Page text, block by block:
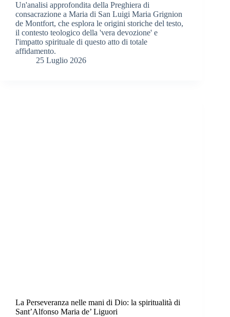
Un'analisi approfondita della Preghiera di
consacrazione a Maria di San Luigi Maria Grignion
de Montfort, che esplora le origini storiche del testo,
il contesto teologico della 'vera devozione' e
l'impatto spirituale di questo atto di totale
affidamento.
25 Luglio 2026
La Perseveranza nelle mani di Dio: la spiritualità di
Sant’Alfonso Maria de’ Liguori